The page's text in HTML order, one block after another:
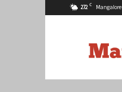
27.2 C Mangalore